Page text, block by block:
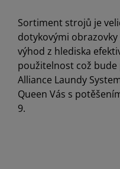
Sortiment strojů je
dotykovými
výhod z hlediska
použitelnost což bude
Alliance Laundy
Queen Vás s
9.